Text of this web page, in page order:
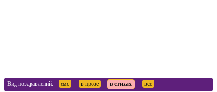
Вид поздравлений: смс в прозе в стихах все